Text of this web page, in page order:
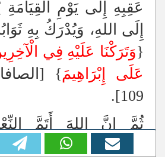
عَقِبِهِ إِلَى يَوْمِ
إِلَى اللهِ، وَيُدْرَكُ بِهِ
{وَتَرَكْنَا عَلَيْهِ فِي
عَلَى إِبْرَاهِيمَ
109].
ثُمَّ إِنَّ اللهَ أَتَمَّ
إِبْرَاهِيمَ، وَرَحِمَ